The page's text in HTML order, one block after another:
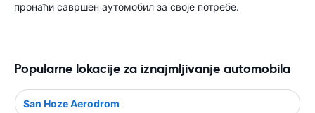
пронаћи савршен аутомобил за своје потребе.
Popularne lokacije za iznajmljivanje automobila
San Hoze Aerodrom